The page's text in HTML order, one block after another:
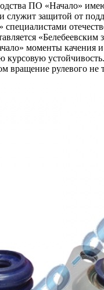
ПО «Начало»
служит защитой от
специалистами
моменты качения
курсовую
вращение рулевого не